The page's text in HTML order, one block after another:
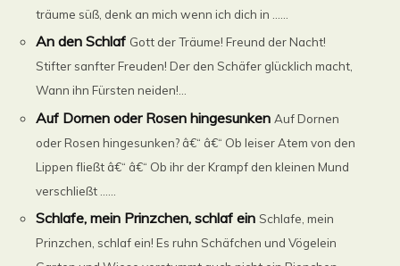
träume süß, denk an mich wenn ich dich in ......
An den Schlaf Gott der Träume! Freund der Nacht!
Stifter sanfter Freuden! Der den Schäfer glücklich macht,
Wann ihn Fürsten neiden!...
Auf Dornen oder Rosen hingesunken Auf Dornen
oder Rosen hingesunken? â€“ â€“ Ob leiser Atem von den
Lippen fließt â€“ â€“ Ob ihr der Krampf den kleinen Mund
verschließt ......
Schlafe, mein Prinzchen, schlaf ein Schlafe, mein
Prinzchen, schlaf ein! Es ruhn Schäfchen und Vögelein